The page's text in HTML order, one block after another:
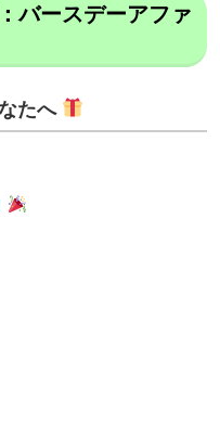
バースデーアファ
たへ